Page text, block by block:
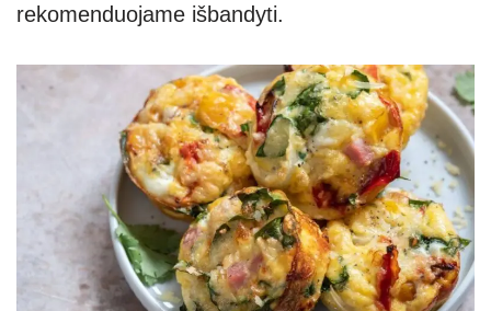
rekomenduojame išbandyti.